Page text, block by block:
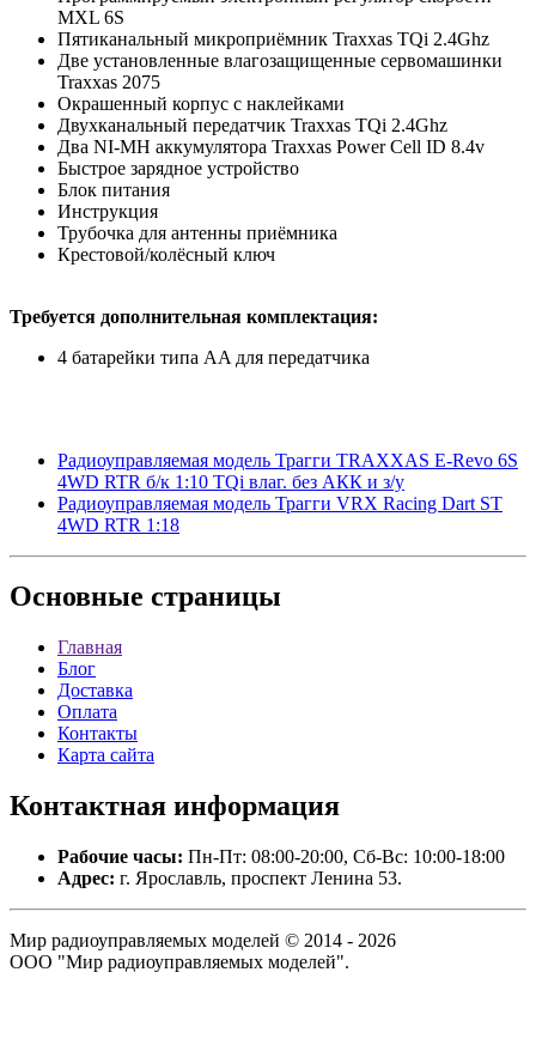
MXL 6S
Пятиканальный микроприёмник Traxxas TQi 2.4Ghz
Две установленные влагозащищенные сервомашинки
Traxxas 2075
Окрашенный корпус с наклейками
Двухканальный передатчик Traxxas TQi 2.4Ghz
Два NI-MH аккумулятора Traxxas Power Cell ID 8.4v
Быстрое зарядное устройство
Блок питания
Инструкция
Трубочка для антенны приёмника
Крестовой/колёсный ключ
Требуется дополнительная комплектация:
4 батарейки типа AA для передатчика
Радиоуправляемая модель Трагги TRAXXAS E-Revo 6S
4WD RTR б/к 1:10 TQi влаг. без АКК и з/у
Радиоуправляемая модель Трагги VRX Racing Dart ST
4WD RTR 1:18
Основные страницы
Главная
Блог
Доставка
Оплата
Контакты
Карта сайта
Контактная информация
Рабочие часы: Пн-Пт: 08:00-20:00, Сб-Вс: 10:00-18:00
Адрес: г. Ярославль, проспект Ленина 53.
Мир радиоуправляемых моделей © 2014 - 2026
ООО "Мир радиоуправляемых моделей".